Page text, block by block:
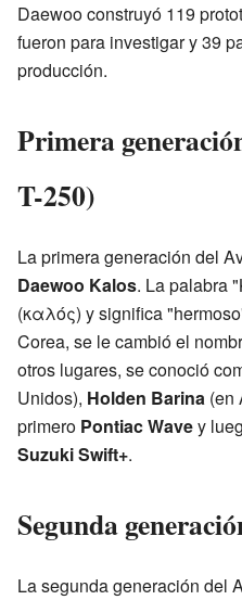
Daewoo construyó 119
fueron para investigar y 39
producción.
Primera
T-250)
La primera generación del
Daewoo Kalos. La palabra
(καλός) y significa
Corea, se le cambió el
otros lugares, se conoció
Unidos), Holden Barina (en
primero Pontiac Wavey
Suzuki Swift+.
Segunda
La segunda generación del